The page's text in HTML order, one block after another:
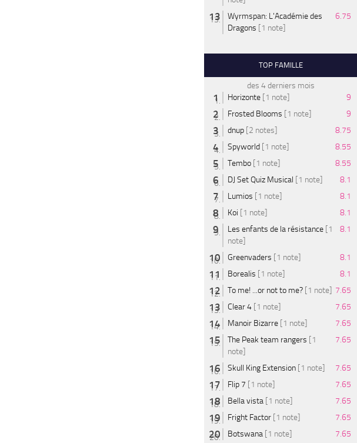
Wyrmspan: L'Académie des
Dragons [1 note]
6.75
TOP FAMILLE
des 4 derniers mois
Horizonte [1 note]
9
Frosted Blooms [1 note]
9
dnup [2 notes]
8.75
Spyworld [1 note]
8.55
Tembo [1 note]
8.55
DJ Set Quiz Musical [1 note]
8.1
Lumios [1 note]
8.1
Koi [1 note]
8.1
Les enfants de la résistance [1
note]
8.1
Greenvaders [1 note]
8.1
Borealis [1 note]
8.1
To me! ...or not to me? [1 note]
7.65
Clear 4 [1 note]
7.65
Manoir Bizarre [1 note]
7.65
The Peak team rangers [1
note]
7.65
Skull King Extension [1 note]
7.65
Flip 7 [1 note]
7.65
Bella vista [1 note]
7.65
Fright Factor [1 note]
7.65
Botswana [1 note] 7.65